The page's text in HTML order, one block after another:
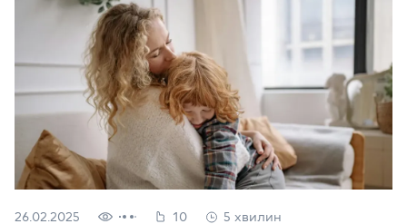
Перевірити свій рівень
Залишити заявку
Мова сайту RU UK
26.02.2025 10 5 хвилин